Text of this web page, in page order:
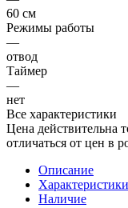
60 см
Режимы работы
—
отвод
Таймер
—
нет
Все характеристики
Цена действительна
отличаться от цен в
Описание
Характеристики
Наличие